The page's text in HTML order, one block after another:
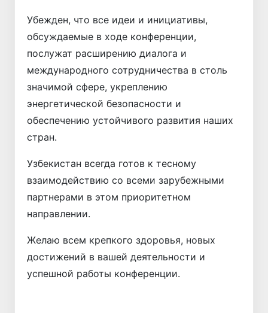
Убежден, что все идеи и инициативы,
обсуждаемые в ходе конференции,
послужат расширению диалога и
международного сотрудничества в столь
значимой сфере, укреплению
энергетической безопасности и
обеспечению устойчивого развития наших
стран.
Узбекистан всегда готов к тесному
взаимодействию со всеми зарубежными
партнерами в этом приоритетном
направлении.
Желаю всем крепкого здоровья, новых
достижений в вашей деятельности и
успешной работы конференции.